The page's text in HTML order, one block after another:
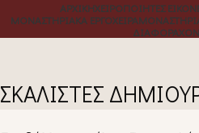
ΑΡΧΙΚΗΧΕΙΡΟΠΟΙΗΤΕΣ
ΜΟΝΑΣΤΗΡΙΑΚΑ ΕΡΓΟΧΕΙΡΑ
ΔΙΑΦΟΡΑ
ΣΚΑΛΙΣΤΕΣ